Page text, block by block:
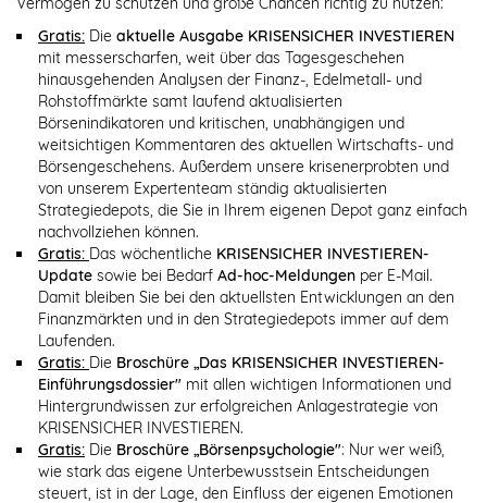
Gratis: Die aktuelle Ausgabe KRISENSICHER INVESTIEREN
mit messerscharfen, weit über das Tagesgeschehen
hinausgehenden Analysen der Finanz-, Edelmetall- und
Rohstoffmärkte samt laufend aktualisierten
Börsenindikatoren und kritischen, unabhängigen und
weitsichtigen Kommentaren des aktuellen Wirtschafts- und
Börsengeschehens. Außerdem unsere krisenerprobten und
von unserem Expertenteam ständig aktualisierten
Strategiedepots, die Sie in Ihrem eigenen Depot ganz einfach
nachvollziehen können.
Gratis: Das wöchentliche KRISENSICHER INVESTIEREN-
Update sowie bei Bedarf Ad-hoc-Meldungen per E-Mail.
Damit bleiben Sie bei den aktuellsten Entwicklungen an den
Finanzmärkten und in den Strategiedepots immer auf dem
Laufenden.
Gratis: Die Broschüre „Das KRISENSICHER INVESTIEREN-
Einführungsdossier" mit allen wichtigen Informationen und
Hintergrundwissen zur erfolgreichen Anlagestrategie von
KRISENSICHER INVESTIEREN.
Gratis: Die Broschüre „Börsenpsychologie": Nur wer weiß,
wie stark das eigene Unterbewusstsein Entscheidungen
steuert, ist in der Lage, den Einfluss der eigenen Emotionen